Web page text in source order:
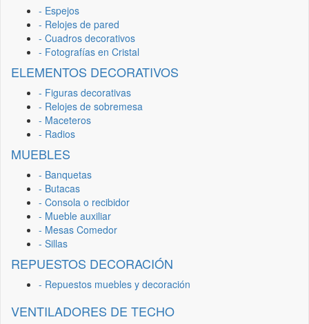
- Espejos
- Relojes de pared
- Cuadros decorativos
- Fotografías en Cristal
ELEMENTOS DECORATIVOS
- Figuras decorativas
- Relojes de sobremesa
- Maceteros
- Radios
MUEBLES
- Banquetas
- Butacas
- Consola o recibidor
- Mueble auxiliar
- Mesas Comedor
- Sillas
REPUESTOS DECORACIÓN
- Repuestos muebles y decoración
VENTILADORES DE TECHO